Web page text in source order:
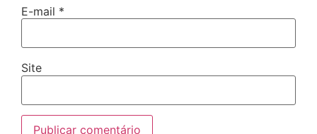
E-mail *
Site